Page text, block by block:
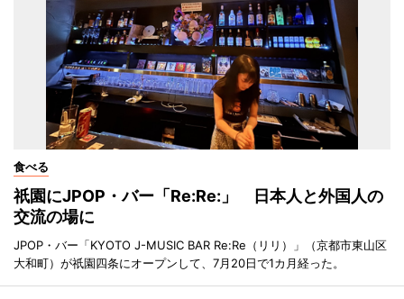
食べる
祇園にJPOP・バー「Re:Re:」 日本人と外国人の
交流の場に
JPOP・バー「KYOTO J-MUSIC BAR Re:Re（リリ）」（京都市東山区
大和町）が祇園四条にオープンして、7月20日で1カ月経った。